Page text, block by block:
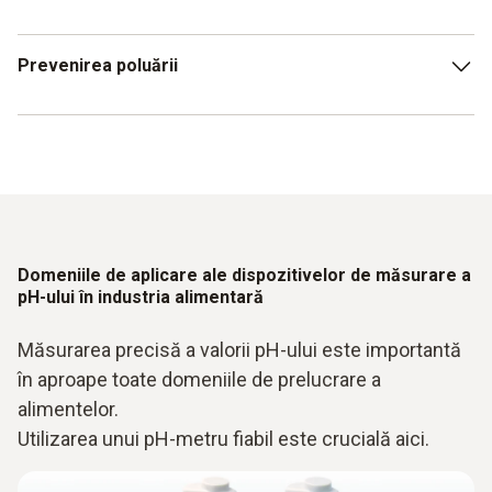
pepsină pentru proteine). Apoi clătiți cu apă distilată.
Folosiți soluția de stocare destinată acestui scop (de
Prevenirea poluării
Domeniile de aplicare ale dispozitivelor de măsurare a
pH-ului în industria alimentară
Măsurarea precisă a valorii pH-ului este importantă
în aproape toate domeniile de prelucrare a
alimentelor.
Utilizarea unui pH-metru fiabil este crucială aici.